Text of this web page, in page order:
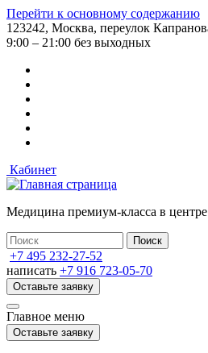
Перейти к основному содержанию
123242, Москва, переулок
9:00 – 21:00 без выходных
Кабинет
Медицина премиум-класса в
+7 495 232-27-52
написать +7 916 723-05-70
Оставьте заявку
Главное меню
Оставьте заявку